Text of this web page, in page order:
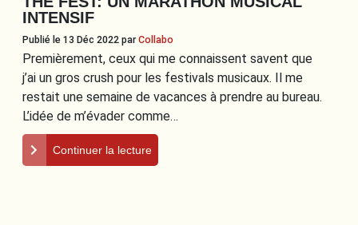
INTENSIF
Publié le 13 Déc 2022 parCollabo
Premièrement, ceux qui me connaissent savent que
j’ai un gros crush pour les festivals musicaux. Il me
restait une semaine de vacances à prendre au bureau.
L’idée de m’évader comme…
Continuer la lecture